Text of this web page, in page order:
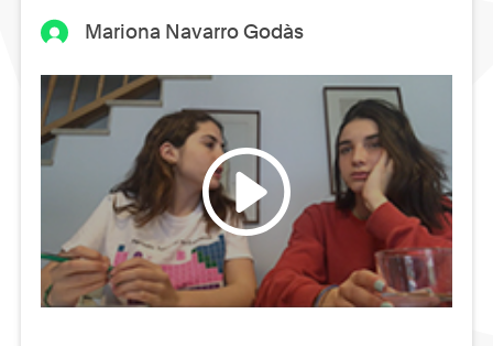
Mariona Navarro Godàs